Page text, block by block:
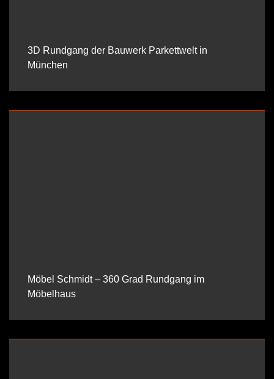
3D Rundgang der Bauwerk Parkettwelt in
München
Möbel Schmidt – 360 Grad Rundgang im
Möbelhaus